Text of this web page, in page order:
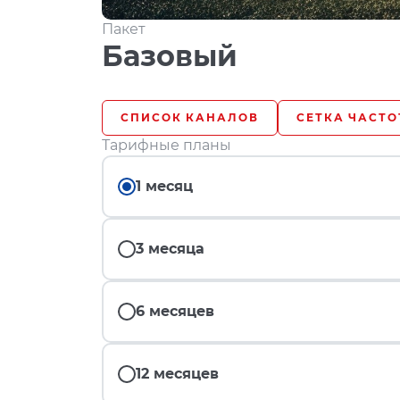
Пакет
Базовый
СПИСОК КАНАЛОВ СЕТКА
Тарифные планы
1 месяц
3 месяца
6 месяцев
12 месяцев